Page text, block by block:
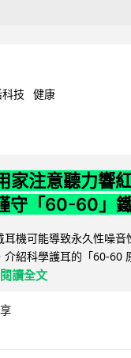
技 健康
家注意聽力響
守「60-60」
耳機可能導致永久性噪
介紹科學護耳的「60-60
閱讀全文